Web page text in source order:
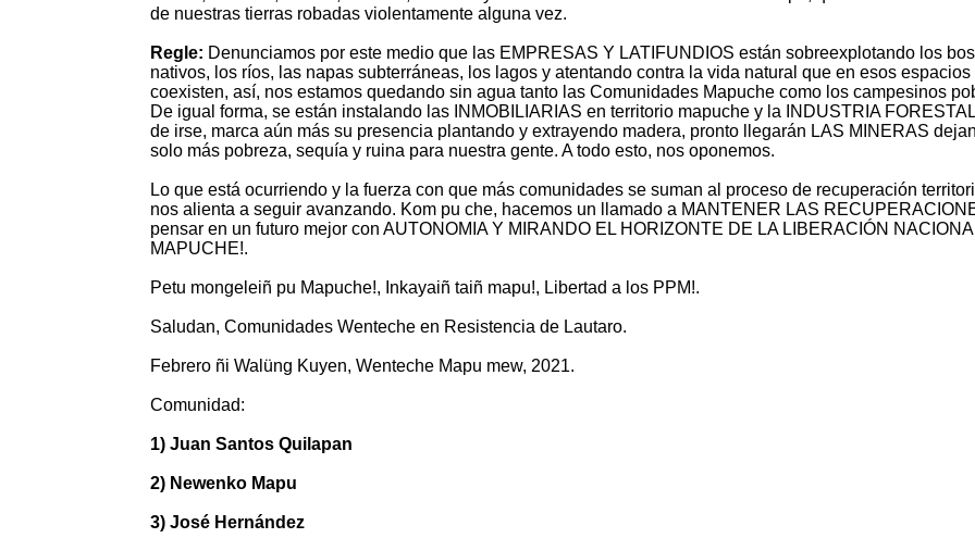
de nuestras tierras robadas violentamente alguna vez.
Regle: Denunciamos por este medio que las EMPRESAS Y LATIFUNDIOS están sobreexplotando los
nativos, los ríos, las napas subterráneas, los lagos y atentando contra la vida natural que en esos espacios
coexisten, así, nos estamos quedando sin agua tanto las Comunidades Mapuche como los campesinos
De igual forma, se están instalando las INMOBILIARIAS en territorio mapuche y la INDUSTRIA
de irse, marca aún más su presencia plantando y extrayendo madera, pronto llegarán LAS MINERAS
solo más pobreza, sequía y ruina para nuestra gente. A todo esto, nos oponemos.
Lo que está ocurriendo y la fuerza con que más comunidades se suman al proceso de recuperación
nos alienta a seguir avanzando. Kom pu che, hacemos un llamado a MANTENER LAS
pensar en un futuro mejor con AUTONOMIA Y MIRANDO EL HORIZONTE DE LA LIBERACIÓN
MAPUCHE!.
Petu mongeleiñ pu Mapuche!, Inkayaiñ taiñ mapu!, Libertad a los PPM!.
Saludan, Comunidades Wenteche en Resistencia de Lautaro.
Febrero ñi Walüng Kuyen, Wenteche Mapu mew, 2021.
Comunidad:
1) Juan Santos Quilapan
2) Newenko Mapu
3) José Hernández